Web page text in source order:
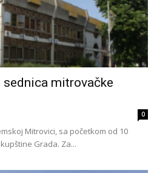
sednica mitrovačke
0
Mitrovici, sa početkom od 10
Grada. Za...